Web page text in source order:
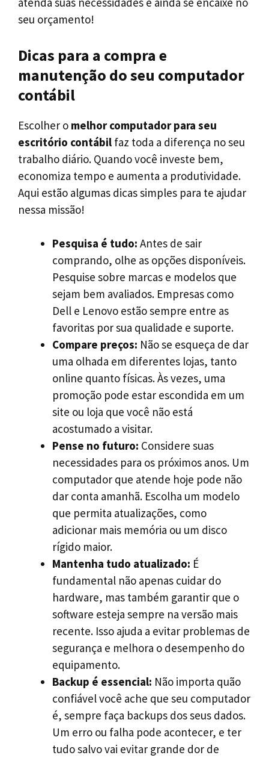
seu orçamento!
Dicas para a compra e
manutenção do seu computador
contábil
Escolher o melhor computador para seu
escritório contábil faz toda a diferença no seu
trabalho diário. Quando você investe bem,
economiza tempo e aumenta a produtividade.
Aqui estão algumas dicas simples para te ajudar
nessa missão!
Pesquisa é tudo: Antes de sair
comprando, olhe as opções disponíveis.
Pesquise sobre marcas e modelos que
sejam bem avaliados. Empresas como
Dell e Lenovo estão sempre entre as
favoritas por sua qualidade e suporte.
Compare preços: Não se esqueça de dar
uma olhada em diferentes lojas, tanto
online quanto físicas. Às vezes, uma
promoção pode estar escondida em um
site ou loja que você não está
acostumado a visitar.
Pense no futuro: Considere suas
necessidades para os próximos anos. Um
computador que atende hoje pode não
dar conta amanhã. Escolha um modelo
que permita atualizações, como
adicionar mais memória ou um disco
rígido maior.
Mantenha tudo atualizado: É
fundamental não apenas cuidar do
hardware, mas também garantir que o
software esteja sempre na versão mais
recente. Isso ajuda a evitar problemas de
segurança e melhora o desempenho do
equipamento.
Backup é essencial: Não importa quão
confiável você ache que seu computador
é, sempre faça backups dos seus dados.
Um erro ou falha pode acontecer, e ter
tudo salvo vai evitar grande dor de